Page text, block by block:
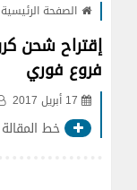
الصفحة الرئيسية
فروع فوري
17 أبريل 2017
خط المقالة